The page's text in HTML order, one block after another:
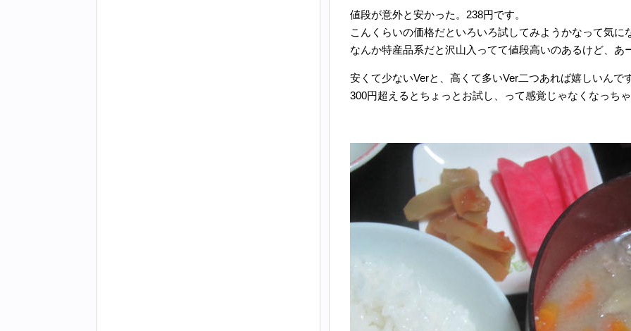
値段が意外と安かった。238円です。
こんくらいの価格だといろいろ試してみようかなって気に
なんか特産品系だと沢山入ってて値段高いのあるけど、あ
安くて少ないVerと、高くて多いVer二つあれば嬉しいんで
300円超えるとちょっとお試し、って感覚じゃなくなっち